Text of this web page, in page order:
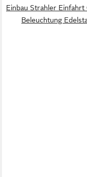
Einbau Strahler Einfahrt
Beleuchtung